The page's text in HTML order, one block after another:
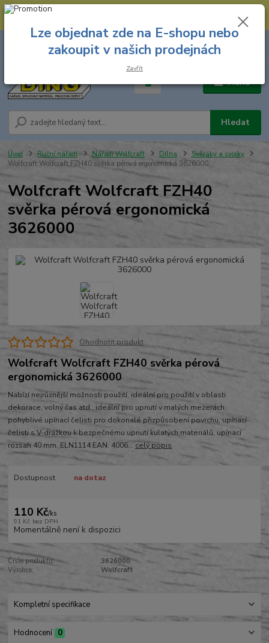
--- Spojovací materiál: 774 431 045 --- Prodejna nářadí: 731 449 423 --
Menu
Hledat
8.00 hod. - 16.00 hod.
za
Úvod Ruční nářadí Nářadí Wolfcraft Dílna
Svěráky a svorky
Wolfcraft Wolfcraft FZH40 svěrka pérová ergonomická 3626000
Wolfcraft Wolfcraft FZH40
svěrka pérová ergonomická
3626000
Ohodnotit produkt
Wolfcraft Wolfcraft FZH40 svěrka pérová
ergonomická 3626000
Nabízí nejrůznější možnosti použití, ideální pro použití v oblasti
dekorace, volný čas atd., ideální pro upnutí v malých mezerách,
pohyblivé upínací čelisti pro dokonalé přizpůsobení povrchu, upínací
čelisti s V-drážkou k bezpečnému upnutí kulatých materiálů, upínací
rozsah 40 mm. ELN1114 EAN: 4006...celý popis
Dostupnost na dotaz
110 Kč/ks
91 Kč bez DPH
Momentálně není k dispozici
Číslo produktu:
3626000
Výrobce:
Wolfcraft
Kompletní specifikace
Hodnocení 0
Lze objednat zde na E-shopu nebo
zakoupit v našich prodejnách
Zavřít